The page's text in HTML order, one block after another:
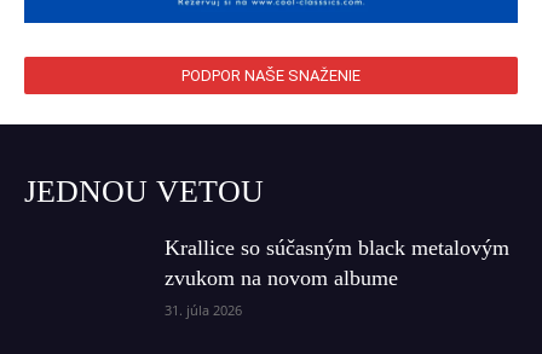
PODPOR NAŠE SNAŽENIE
JEDNOU VETOU
Krallice so súčasným black metalovým
zvukom na novom albume
31. júla 2026